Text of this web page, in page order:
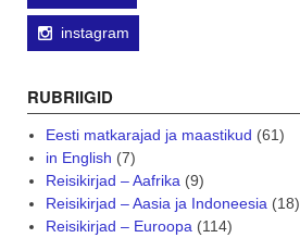
instagram
RUBRIIGID
Eesti matkarajad ja maastikud (61)
in English (7)
Reisikirjad – Aafrika (9)
Reisikirjad – Aasia ja Indoneesia (18)
Reisikirjad – Euroopa (114)